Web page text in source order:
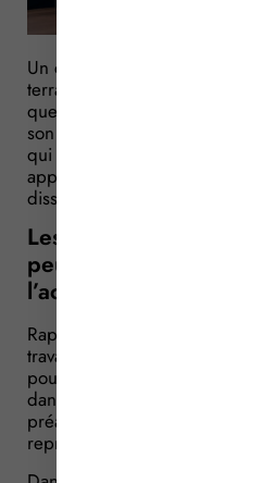
Un contrôle URSSAF mené
terrain privé est contesté par
que l’agent vérificateur ne
son accord. Une position
qui rappelle la spécificité de
applicable en matière de lutte
dissimulé. Retour sur un cas
Les agents chargés du
peuvent-il entrer dans
l’accord de
Rappelons que, dans le
travail illégal, les agents de
pouvoirs spécifiques. Ils
dans les lieux professionnels
préalable, l’autorisation de
représentant.